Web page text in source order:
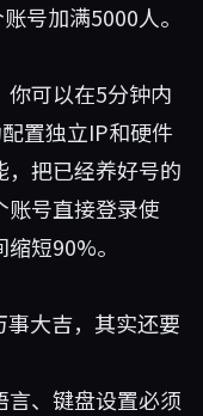
号加满5000人。
可以在5分钟内
置独立IP和硬件
把已经养好号的
账号直接登录使
短90%。
大吉，其实还要
言、键盘设置必须